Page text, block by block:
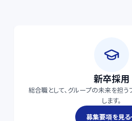
新卒採用
総合職として、グループの未来を担
します。
募集要項を見る